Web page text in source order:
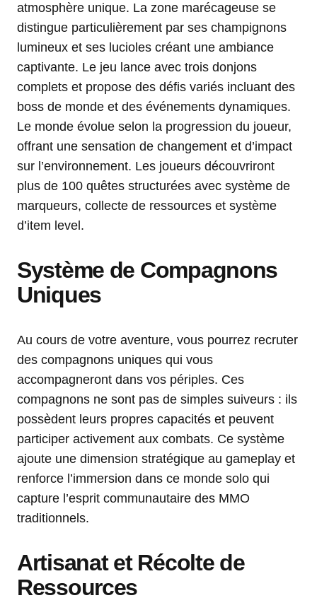
atmosphère unique. La zone marécageuse se
distingue particulièrement par ses champignons
lumineux et ses lucioles créant une ambiance
captivante. Le jeu lance avec trois donjons
complets et propose des défis variés incluant des
boss de monde et des événements dynamiques.
Le monde évolue selon la progression du joueur,
offrant une sensation de changement et d’impact
sur l’environnement. Les joueurs découvriront
plus de 100 quêtes structurées avec système de
marqueurs, collecte de ressources et système
d’item level.
Système de Compagnons
Uniques
Au cours de votre aventure, vous pourrez recruter
des compagnons uniques qui vous
accompagneront dans vos périples. Ces
compagnons ne sont pas de simples suiveurs : ils
possèdent leurs propres capacités et peuvent
participer activement aux combats. Ce système
ajoute une dimension stratégique au gameplay et
renforce l’immersion dans ce monde solo qui
capture l’esprit communautaire des MMO
traditionnels.
Artisanat et Récolte de
Ressources